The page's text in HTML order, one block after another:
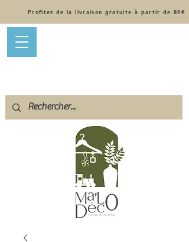
Profitez de la livraison gratuite à partir de 89€